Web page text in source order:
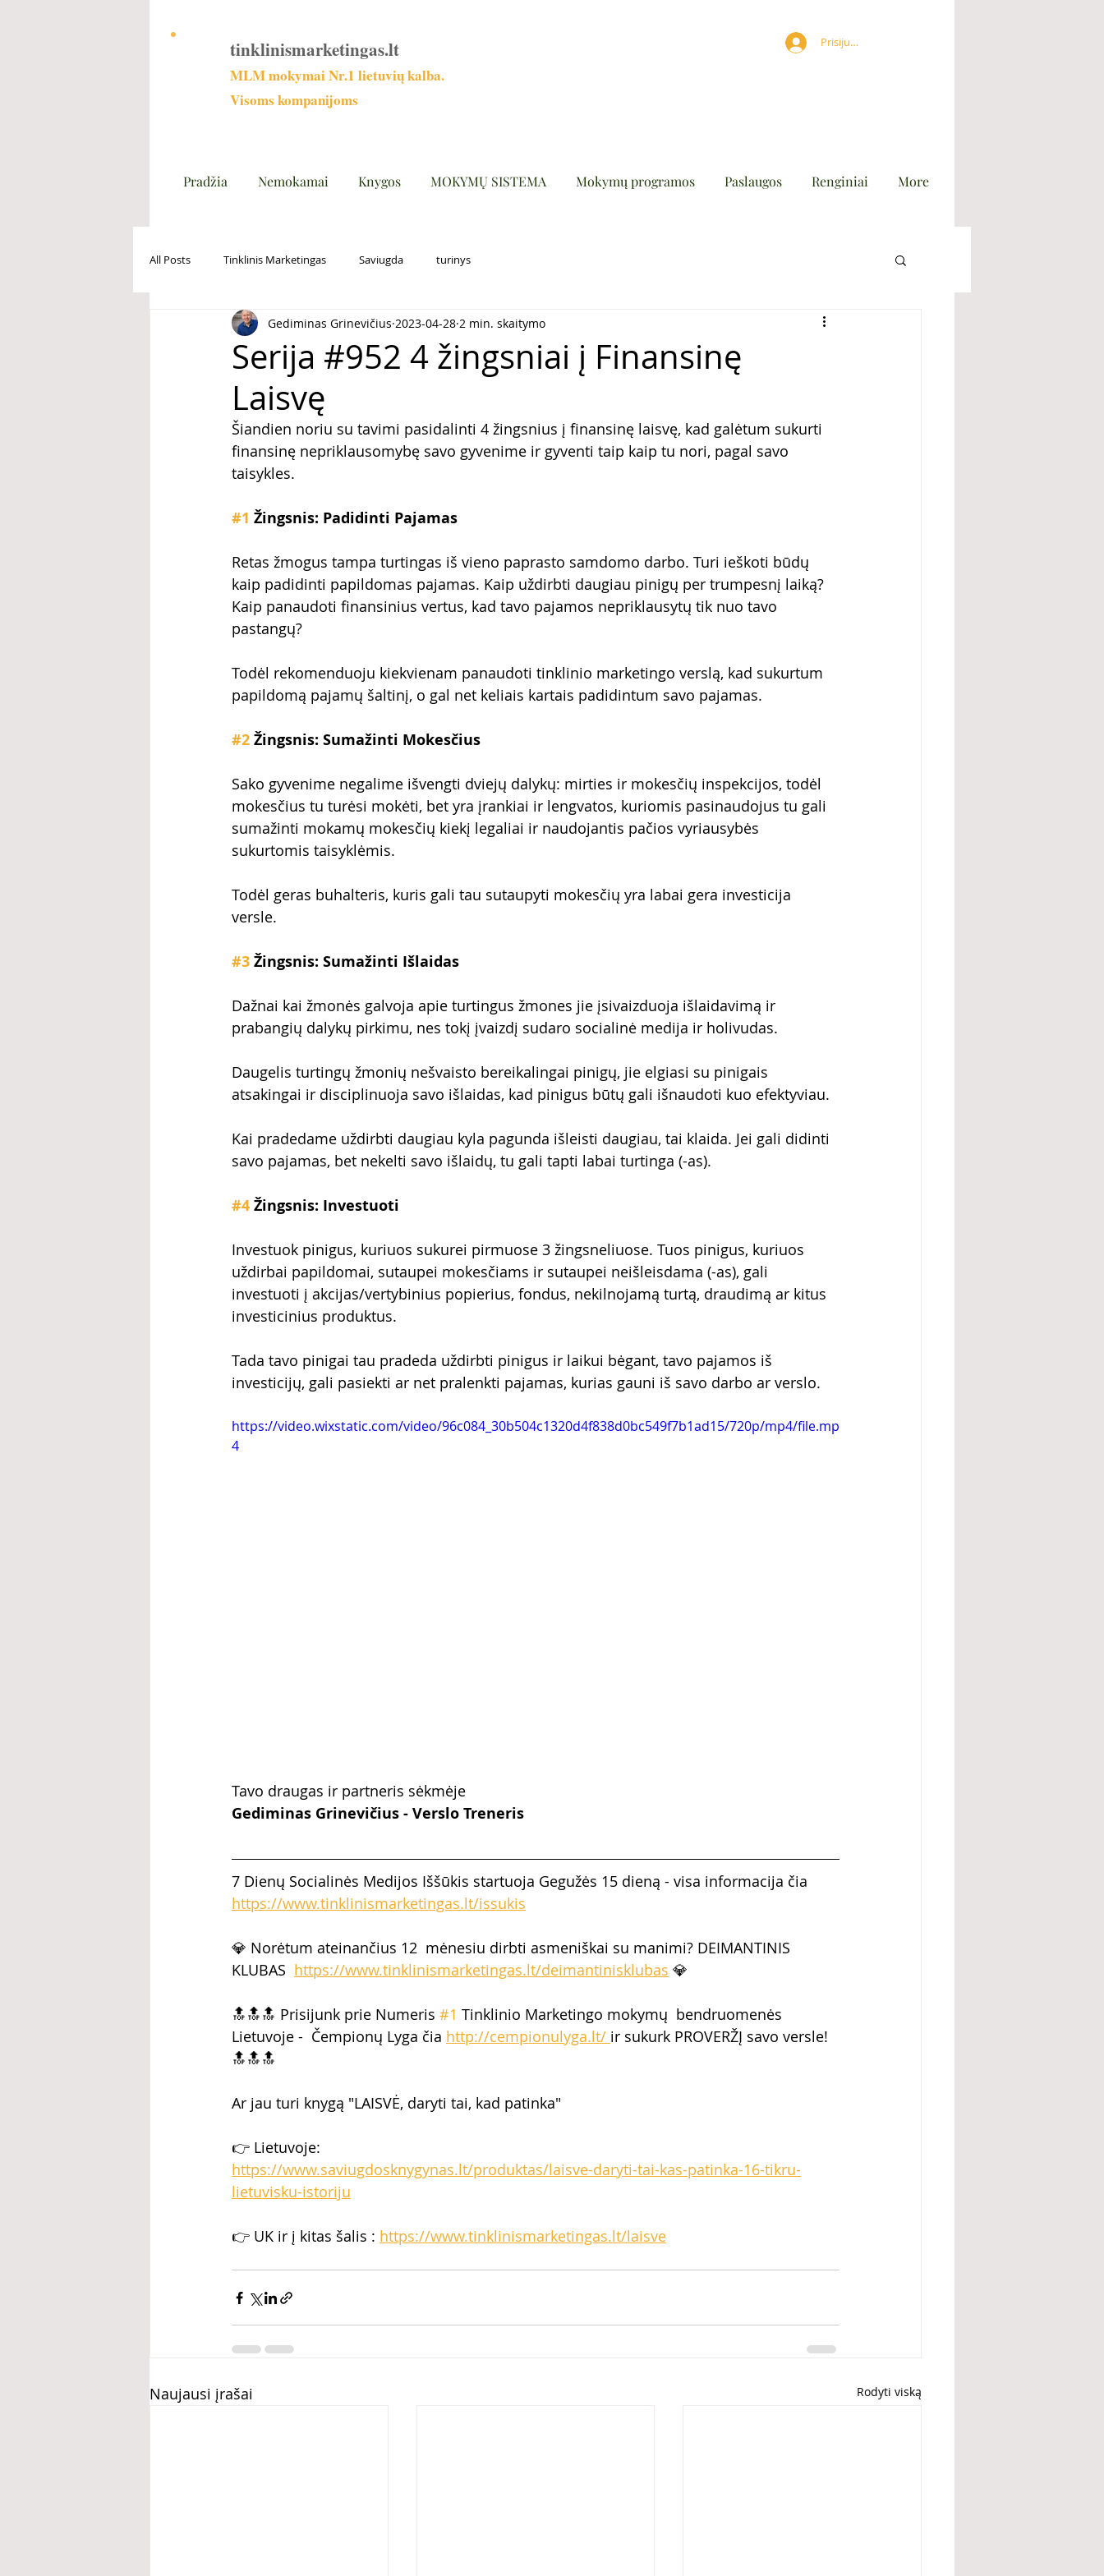
tinklinismarketingas.lt
MLM mokymai Nr.1 lietuvių kalba.
Visoms kompanijoms
Prisijungti
Pradžia Nemokamai Knygos MOKYMŲ SISTEMA Mokymų programos Paslaugos Renginiai More
All Posts Tinklinis Marketingas Saviugda turinys
Serija #952 4 žingsniai į Finansinę
Laisvę
Gediminas Grinevičius 2023-04-28 2 min. skaitymo
Šiandien noriu su tavimi pasidalinti 4 žingsnius į finansinę laisvę, kad galėtum sukurti
finansinę nepriklausomybę savo gyvenime ir gyventi taip kaip tu nori, pagal savo
taisykles.
#1 Žingsnis: Padidinti Pajamas
Retas žmogus tampa turtingas iš vieno paprasto samdomo darbo. Turi ieškoti būdų
kaip padidinti papildomas pajamas. Kaip uždirbti daugiau pinigų per trumpesnį laiką?
Kaip panaudoti finansinius vertus, kad tavo pajamos nepriklausytų tik nuo tavo
pastangų?
Todėl rekomenduoju kiekvienam panaudoti tinklinio marketingo verslą, kad sukurtum
papildomą pajamų šaltinį, o gal net keliais kartais padidintum savo pajamas.
#2 Žingsnis: Sumažinti Mokesčius
Sako gyvenime negalime išvengti dviejų dalykų: mirties ir mokesčių inspekcijos, todėl
mokesčius tu turėsi mokėti, bet yra įrankiai ir lengvatos, kuriomis pasinaudojus tu gali
sumažinti mokamų mokesčių kiekį legaliai ir naudojantis pačios vyriausybės
sukurtomis taisyklėmis.
Todėl geras buhalteris, kuris gali tau sutaupyti mokesčių yra labai gera investicija
versle.
#3 Žingsnis: Sumažinti Išlaidas
Dažnai kai žmonės galvoja apie turtingus žmones jie įsivaizduoja išlaidavimą ir
prabangių dalykų pirkimu, nes tokį įvaizdį sudaro socialinė medija ir holivudas.
Daugelis turtingų žmonių nešvaisto bereikalingai pinigų, jie elgiasi su pinigais
atsakingai ir disciplinuoja savo išlaidas, kad pinigus būtų gali išnaudoti kuo efektyviau.
Kai pradedame uždirbti daugiau kyla pagunda išleisti daugiau, tai klaida. Jei gali didinti
savo pajamas, bet nekelti savo išlaidų, tu gali tapti labai turtinga (-as).
#4 Žingsnis: Investuoti
Investuok pinigus, kuriuos sukurei pirmuose 3 žingsneliuose. Tuos pinigus, kuriuos
uždirbai papildomai, sutaupei mokesčiams ir sutaupei neišleisdama (-as), gali
investuoti į akcijas/vertybinius popierius, fondus, nekilnojamą turtą, draudimą ar kitus
investicinius produktus.
Tada tavo pinigai tau pradeda uždirbti pinigus ir laikui bėgant, tavo pajamos iš
investicijų, gali pasiekti ar net pralenkti pajamas, kurias gauni iš savo darbo ar verslo.
https://video.wixstatic.com/video/96c084_30b504c1320d4f838d0bc549f7b1ad15/720p/mp4/file.mp
4
Tavo draugas ir partneris sėkmėje
Gediminas Grinevičius - Verslo Treneris
7 Dienų Socialinės Medijos Iššūkis startuoja Gegužės 15 dieną - visa informacija čia
https://www.tinklinismarketingas.lt/issukis
💎 Norėtum ateinančius 12  mėnesiu dirbti asmeniškai su manimi? DEIMANTINIS
KLUBAS https://www.tinklinismarketingas.lt/deimantinisklubas 💎
🔝🔝🔝 Prisijunk prie Numeris #1 Tinklinio Marketingo mokymų  bendruomenės
Lietuvoje -  Čempionų Lyga čia http://cempionulyga.lt/ ir sukurk PROVERŽĮ savo versle!
🔝🔝🔝
Ar jau turi knygą "LAISVĖ, daryti tai, kad patinka"
👉 Lietuvoje:
https://www.saviugdosknygynas.lt/produktas/laisve-daryti-tai-kas-patinka-16-tikru-
lietuvisku-istoriju
👉 UK ir į kitas šalis : https://www.tinklinismarketingas.lt/laisve
Naujausi įrašai Rodyti viską